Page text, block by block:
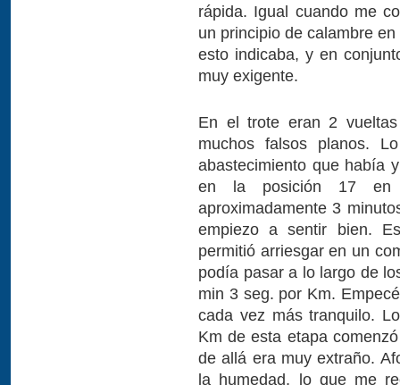
rápida. Igual cuando me
un principio de calambre
esto indicaba, y en
muy exigente.
En el trote eran 2
muchos falsos planos.
abastecimiento que había
en la posición 17 en
aproximadamente 3
empiezo a sentir bien.
permitió arriesgar en un
podía pasar a lo largo de
min 3 seg. por Km.
cada vez más tranquilo.
Km de esta etapa
de allá era muy extraño.
la humedad, lo que me